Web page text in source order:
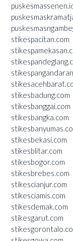
stikespacitan.com
stikesbadung.com
stikesbanggai.com
stikesbangka.com
stikesbekasi.com
stikesblitar.com
stikesbogor.com
stikesbrebes.com
stikescianjur.com
stikesciamis.com
stikesdemak.com
stikesgarut.com